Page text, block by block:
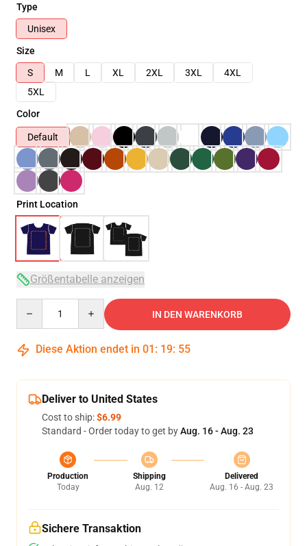
Type
Unisex
Size
S
M L XL 2XL 3XL
4XL
5XL
Color
Default
Print Location
Größentabelle anzeigen
IN DEN WARENKORB
Diese Aktion endet in 01 : 19: 54
Deliver to United States
Cost to ship:$6.99
Standard - Order today to get byAug. 16 - Aug. 23
Production
Today
Shipping
Aug. 12
Delivered
Aug. 16 - Aug. 23
Sichere Transaktion